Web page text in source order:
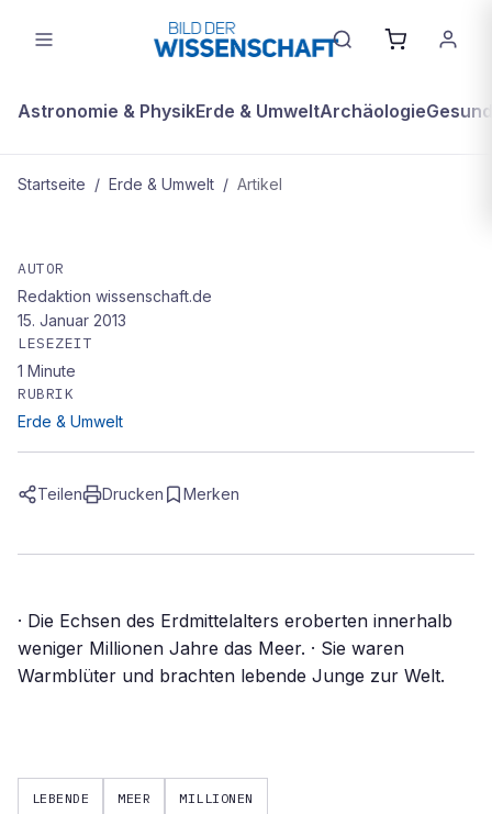
Astronomie & PhysikErde & UmweltArchäologie
Startseite / Erde & Umwelt / Artikel
Kompakt
AUTOR
Redaktion wissenschaft.de
15. Januar 2013
LESEZEIT
1 Minute
RUBRIK
Erde & Umwelt
Teilen Drucken Merken
· Die Echsen des Erdmittelalters eroberten innerhalb
weniger Millionen Jahre das Meer. · Sie waren
Warmblüter und brachten lebende Junge zur Welt.
LEBENDE MEER MILLIONEN